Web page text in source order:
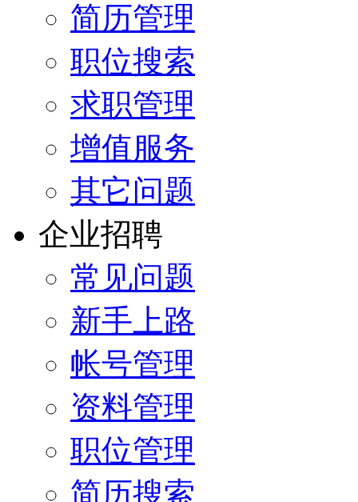
简历管理
职位搜索
求职管理
增值服务
其它问题
企业招聘
常见问题
新手上路
帐号管理
资料管理
职位管理
简历搜索